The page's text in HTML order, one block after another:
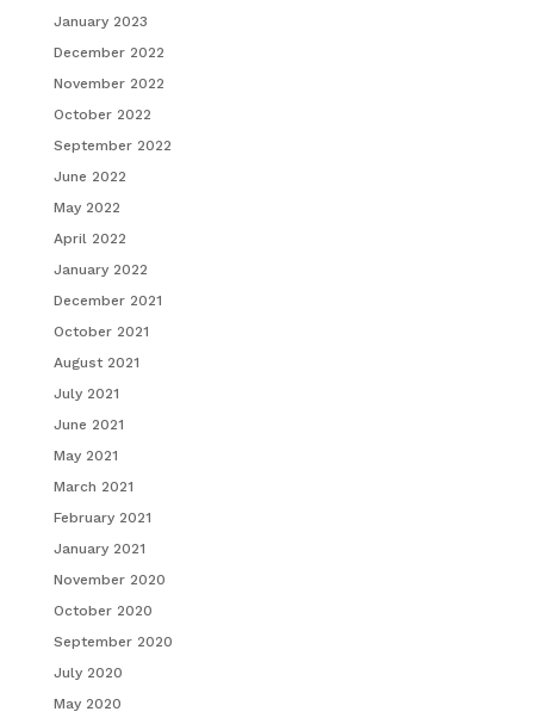
January 2023
December 2022
November 2022
October 2022
September 2022
June 2022
May 2022
April 2022
January 2022
December 2021
October 2021
August 2021
July 2021
June 2021
May 2021
March 2021
February 2021
January 2021
November 2020
October 2020
September 2020
July 2020
May 2020